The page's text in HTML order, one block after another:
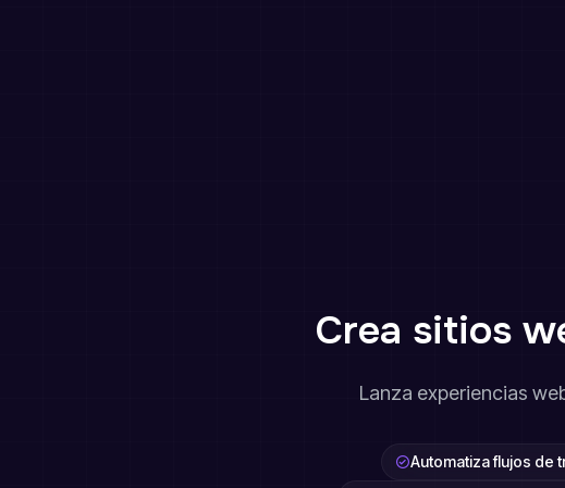
Crea sitios
Lanza experiencias
Automatiza flujos de